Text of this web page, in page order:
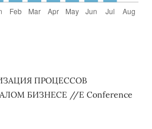
ПРОЦЕССОВ
БИЗНЕСЕ //E Conference